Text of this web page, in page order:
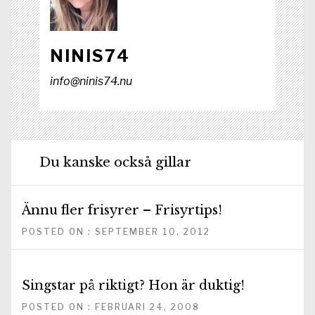
NINIS74
info@ninis74.nu
Du kanske också gillar
Ännu fler frisyrer – Frisyrtips!
POSTED ON : SEPTEMBER 10, 2012
Singstar på riktigt? Hon är duktig!
POSTED ON : FEBRUARI 24, 2008